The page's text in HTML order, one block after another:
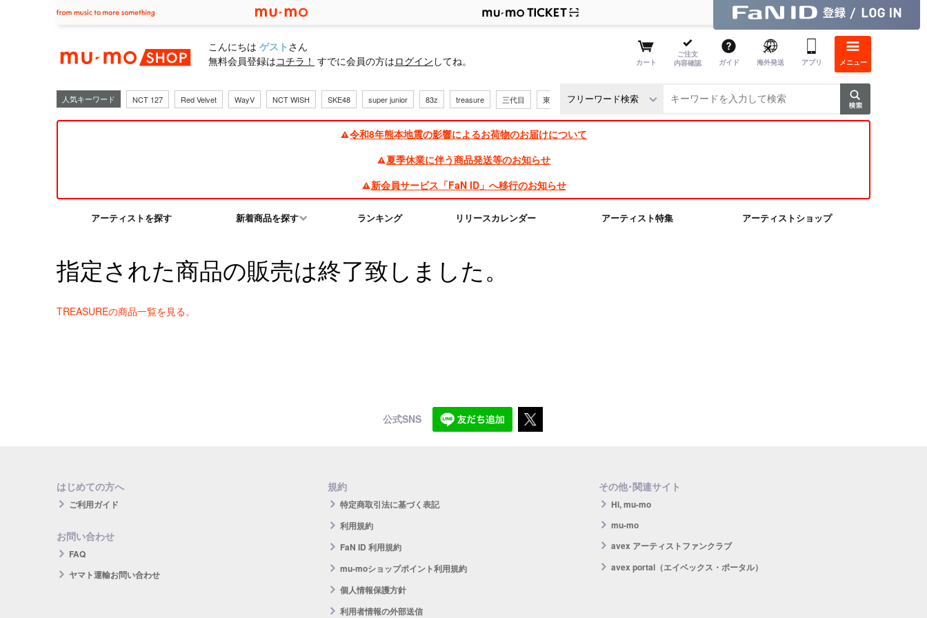
mu-moショップ
こんにちは ゲスト さん
無料会員登録はコチラ！ すでに会員の方はログイン してね。 カート
ご注文
内容確認
ガイド 海外発送 アプリ メニュー
人気キーワード NCT 127 Red Velvet WayV NCT WISH SKE48 super junior 83z treasure 三代目 東方神起
令和8年熊本地震の影響によるお荷物のお届けについて
夏季休業に伴う商品発送等のお知らせ
新会員サービス「FaN ID」へ移行のお知らせ
アーティストを探す 新着商品を探す ランキング リリースカレンダー アーティスト特集 アーティストショップ
指定された商品の販売は終了致しました。
TREASUREの商品一覧を見る。
公式SNS
はじめての方へ
ご利用ガイド
お問い合わせ
FAQ
ヤマト運輸お問い合わせ
規約
特定商取引法に基づく表記
利用規約
FaN ID 利用規約
mu-moショップポイント利用規約
個人情報保護方針
利用者情報の外部送信
その他･関連サイト
Hi, mu-mo
mu-mo
avex アーティストファンクラブ
avex portal（エイベックス・ポータル）